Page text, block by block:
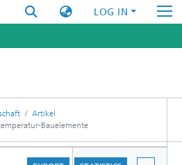
LOG IN
Artikel
Bauelemente